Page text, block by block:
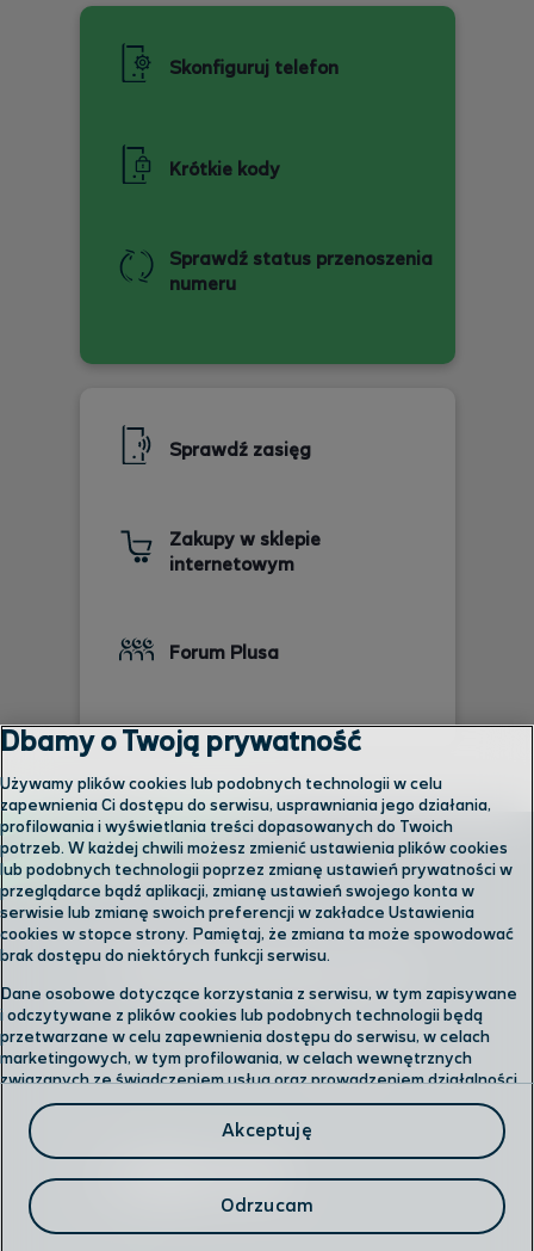
Skonfiguruj telefon
Krótkie kody
Sprawdź status przenoszenia
numeru
Sprawdź zasięg
Zakupy w sklepie
internetowym
Forum Plusa
Skontaktuj się z nami
Odwiedź nas w salonie
Formularz kontaktowy
Dbamy o Twoją prywatność
Używamy plików cookies lub podobnych technologii w celu
zapewnienia Ci dostępu do serwisu, usprawniania jego działania,
profilowania i wyświetlania treści dopasowanych do Twoich
potrzeb. W każdej chwili możesz zmienić ustawienia plików cookies
lub podobnych technologii poprzez zmianę ustawień prywatności w
przeglądarce bądź aplikacji, zmianę ustawień swojego konta w
serwisie lub zmianę swoich preferencji w zakładce Ustawienia
cookies w stopce strony. Pamiętaj, że zmiana ta może spowodować
brak dostępu do niektórych funkcji serwisu.
Dane osobowe dotyczące korzystania z serwisu, w tym zapisywane
i odczytywane z plików cookies lub podobnych technologii będą
przetwarzane w celu zapewnienia dostępu do serwisu, w celach
marketingowych, w tym profilowania, w celach wewnętrznych
związanych ze świadczeniem usług oraz prowadzeniem działalności
gospodarczej, w tym dowodowych, analitycznych i statystycznych,
wykrywania i eliminowania nadużyć oraz w celu wykonywania
obowiązków wynikających z przepisów prawa. Administratorem
Twoich danych jestPolkomtel sp. z o.o.
Przysługuje Ci prawo do dostępu do danych, ich usunięcia,
ograniczenia przetwarzania, przenoszenia, sprzeciwu, sprostowania
Akceptuję
Odrzucam